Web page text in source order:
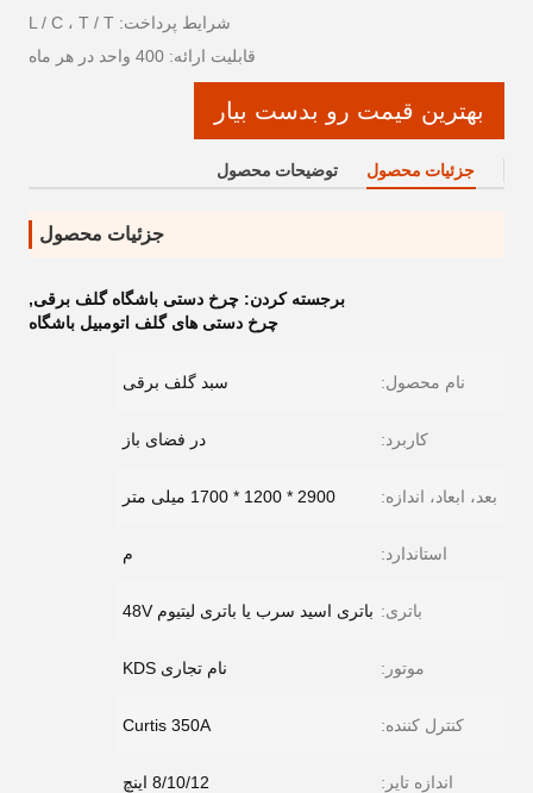
شرایط پرداخت: L / C ، T / T
قابلیت ارائه: 400 واحد در هر ماه
بهترین قیمت رو بدست بیار
جزئیات محصول توضیحات محصول
جزئیات محصول
برجسته کردن: چرخ دستی باشگاه گلف برقی,
چرخ دستی های گلف اتومبیل باشگاه
نام محصول: سبد گلف برقی
کاربرد: در فضای باز
بعد، ابعاد، اندازه: 2900 * 1200 * 1700 میلی متر
استاندارد: م
باتری: باتری اسید سرب یا باتری لیتیوم 48V
موتور: نام تجاری KDS
کنترل کننده: Curtis 350A
اندازه تایر: 8/10/12 اینچ